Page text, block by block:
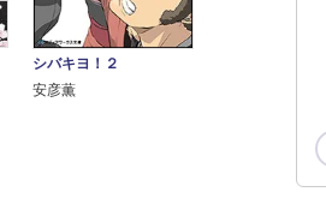
シバキヨ！２
安彦薫